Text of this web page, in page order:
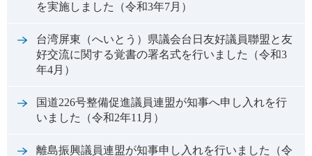
を実施しました（令和3年7月）
台湾屏東（へいとう）県議会台日友好議員聯盟と友
好交流に関する覚書の署名式を行いました（令和3
年4月）
国道226号整備促進議員連盟が知事へ申し入れを行
いました（令和2年11月）
離島振興議員連盟が知事申し入れを行いました（令